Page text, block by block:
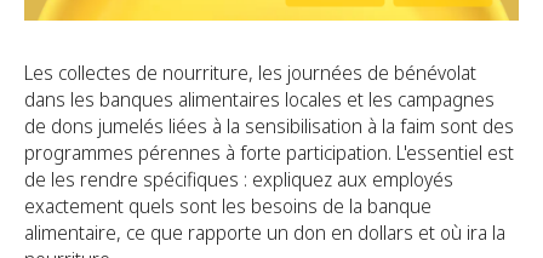
Les collectes de nourriture, les journées de bénévolat
dans les banques alimentaires locales et les campagnes
de dons jumelés liées à la sensibilisation à la faim sont des
programmes pérennes à forte participation. L'essentiel est
de les rendre spécifiques : expliquez aux employés
exactement quels sont les besoins de la banque
alimentaire, ce que rapporte un don en dollars et où ira la